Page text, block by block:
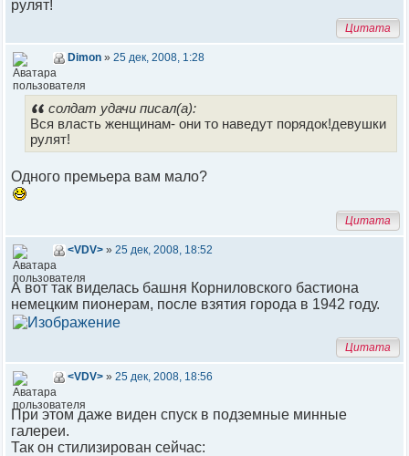
рулят!
Цитата
Dimon » 25 дек, 2008, 1:28
солдат удачи писал(а):
Вся власть женщинам- они то наведут порядок!девушки
рулят!
Одного премьера вам мало?
Цитата
<VDV> » 25 дек, 2008, 18:52
А вот так виделась башня Корниловского бастиона
немецким пионерам, после взятия города в 1942 году.
Цитата
<VDV> » 25 дек, 2008, 18:56
При этом даже виден спуск в подземные минные
галереи.
Так он стилизирован сейчас: